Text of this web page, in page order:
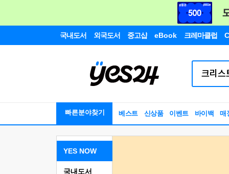
국내도서 외국도서 중고샵 eBook 크레마클럽
빠른분야찾기 베스트 신상품 이벤트 바이백 매
YES NOW
국내도서